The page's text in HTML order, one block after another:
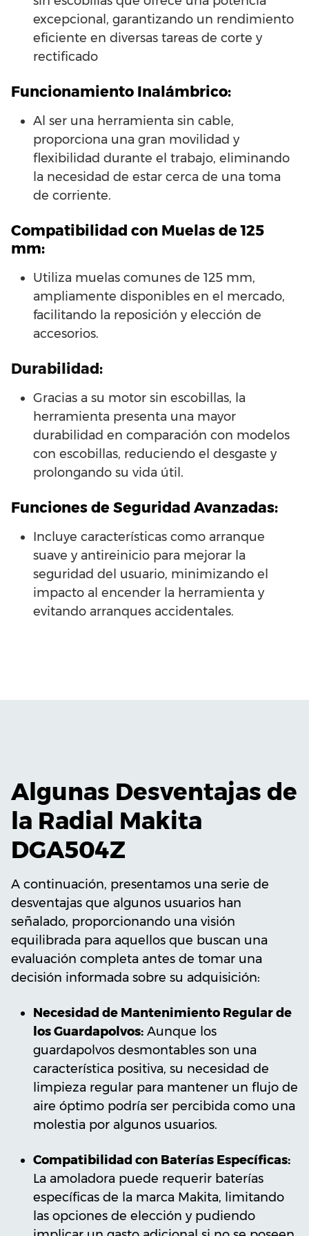
excepcional, garantizando un rendimiento
eficiente en diversas tareas de corte y
rectificado
Funcionamiento Inalámbrico:
Al ser una herramienta sin cable,
proporciona una gran movilidad y
flexibilidad durante el trabajo, eliminando
la necesidad de estar cerca de una toma
de corriente.
Compatibilidad con Muelas de 125
mm:
Utiliza muelas comunes de 125 mm,
ampliamente disponibles en el mercado,
facilitando la reposición y elección de
accesorios.
Durabilidad:
Gracias a su motor sin escobillas, la
herramienta presenta una mayor
durabilidad en comparación con modelos
con escobillas, reduciendo el desgaste y
prolongando su vida útil.
Funciones de Seguridad Avanzadas:
Incluye características como arranque
suave y antireinicio para mejorar la
seguridad del usuario, minimizando el
impacto al encender la herramienta y
evitando arranques accidentales.
Algunas Desventajas de
la Radial Makita
DGA504Z
A continuación, presentamos una serie de
desventajas que algunos usuarios han
señalado, proporcionando una visión
equilibrada para aquellos que buscan una
evaluación completa antes de tomar una
decisión informada sobre su adquisición:
Necesidad de Mantenimiento Regular de
los Guardapolvos: Aunque los
guardapolvos desmontables son una
característica positiva, su necesidad de
limpieza regular para mantener un flujo de
aire óptimo podría ser percibida como una
molestia por algunos usuarios.
Compatibilidad con Baterías Específicas:
La amoladora puede requerir baterías
específicas de la marca Makita, limitando
las opciones de elección y pudiendo